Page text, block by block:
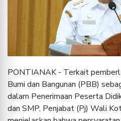
PONTIANAK - Terkait
Bumi dan Bangunan (PBB)
dalam Penerimaan Peserta
dan SMP, Penjabat (Pj) Wali
menjelaskan bahwa